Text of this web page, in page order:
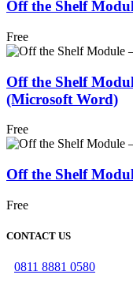
Off the Shelf
Free
Off the Shelf
(Microsoft Word)
Free
Off the Shelf
Free
CONTACT US
0811 8881 0580